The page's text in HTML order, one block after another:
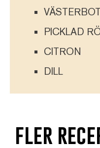
PICKLAD
CITRON
DILL
fler